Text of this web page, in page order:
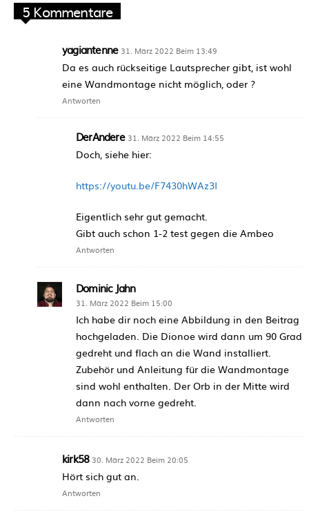
5 Kommentare
yagiantenne 31. März 2022 Beim 13:49
Da es auch rückseitige Lautsprecher gibt, ist wohl
eine Wandmontage nicht möglich, oder ?
Antworten
DerAndere 31. März 2022 Beim 14:55
Doch, siehe hier:
https://youtu.be/F7430hWAz3I
Eigentlich sehr gut gemacht.
Gibt auch schon 1-2 test gegen die Ambeo
Antworten
Dominic Jahn
31. März 2022 Beim 15:00
Ich habe dir noch eine Abbildung in den Beitrag
hochgeladen. Die Dionoe wird dann um 90 Grad
gedreht und flach an die Wand installiert.
Zubehör und Anleitung für die Wandmontage
sind wohl enthalten. Der Orb in der Mitte wird
dann nach vorne gedreht.
Antworten
kirk58 30. März 2022 Beim 20:05
Hört sich gut an.
Antworten